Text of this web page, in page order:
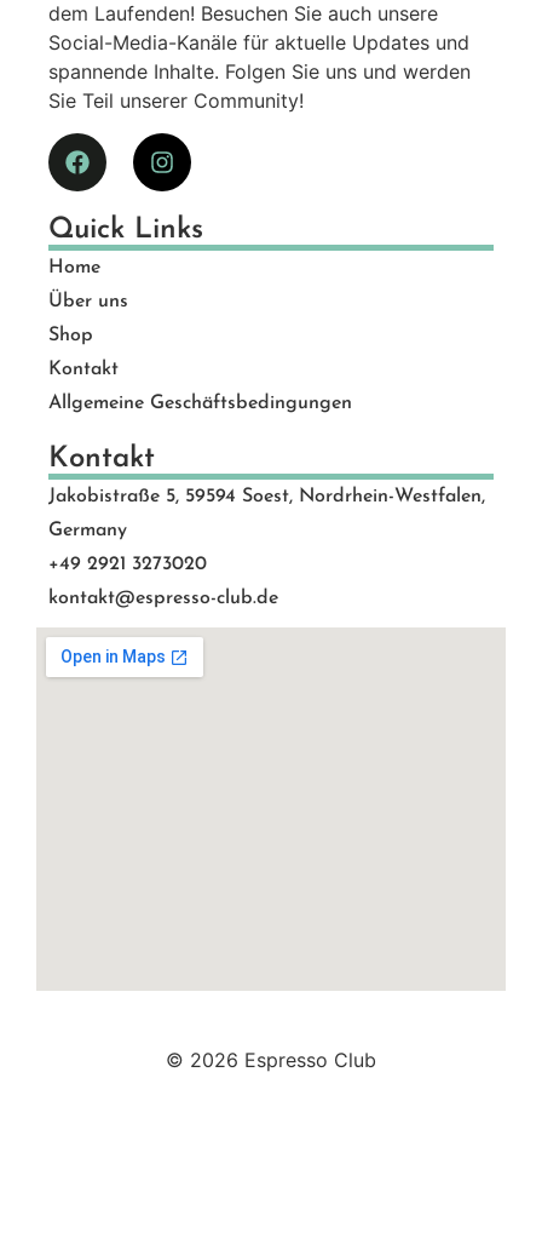
dem Laufenden! Besuchen Sie auch unsere
Social-Media-Kanäle für aktuelle Updates und
spannende Inhalte. Folgen Sie uns und werden
Sie Teil unserer Community!
Quick Links
Home
Über uns
Shop
Kontakt
Allgemeine Geschäftsbedingungen
Kontakt
Jakobistraße 5, 59594 Soest, Nordrhein-Westfalen,
Germany
+49 2921 3273020
kontakt@espresso-club.de
© 2026 Espresso Club